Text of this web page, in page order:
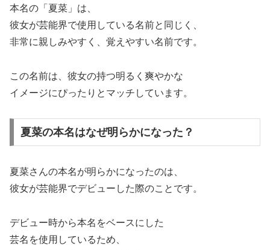
本名の「夏菜」は、
彼女が芸能界で使用している名前と同じく、
非常に親しみやすく、覚えやすい名前です。
この名前は、彼女の持つ明るく爽やかな
イメージにぴったりとマッチしています。
夏菜の本名はなぜ明らかになった？
夏菜さんの本名が明らかになったのは、
彼女が芸能界でデビューした際のことです。
デビュー時から本名をベースにした
芸名を使用しているため、